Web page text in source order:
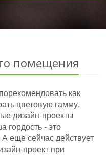
помещения
как
цветовую гамму.
дизайн-проекты
гордость - это
еще сейчас действует
проект при